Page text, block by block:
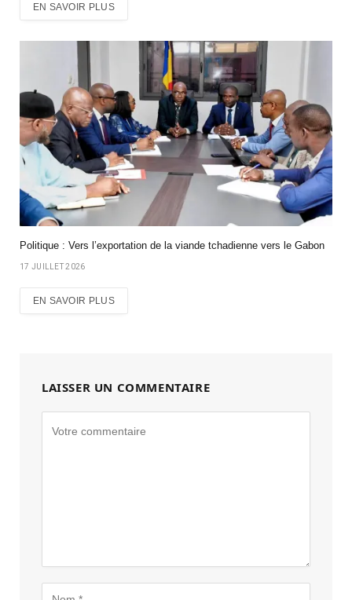
EN SAVOIR PLUS
Politique : Vers l’exportation de la viande tchadienne vers le Gabon
17 JUILLET 2026
EN SAVOIR PLUS
LAISSER UN COMMENTAIRE